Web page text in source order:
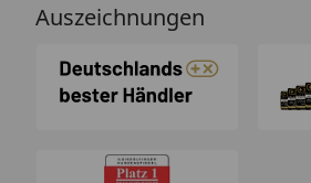
Auszeichnungen